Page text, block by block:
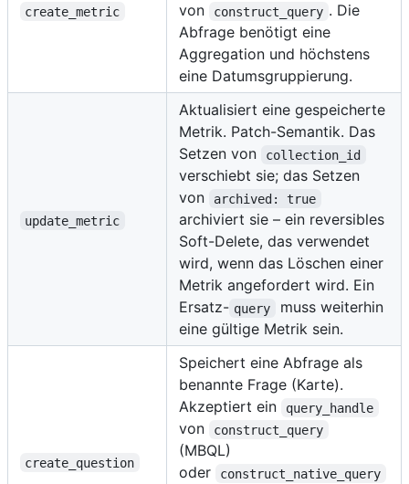
create_metric von construct_query . Die
Abfrage benötigt eine
Aggregation und höchstens
eine Datumsgruppierung.
update_metric
Aktualisiert eine gespeicherte
Metrik. Patch-Semantik. Das
Setzen von
collection_id
verschiebt sie; das Setzen
von
archived: true
archiviert sie – ein reversibles
Soft-Delete, das verwendet
wird, wenn das Löschen einer
Metrik angefordert wird. Ein
Ersatz- query
muss weiterhin
eine gültige Metrik sein.
create_question
Speichert eine Abfrage als
benannte Frage (Karte).
Akzeptiert ein
query_handle
von construct_query
(MBQL)
oder
construct_native_query